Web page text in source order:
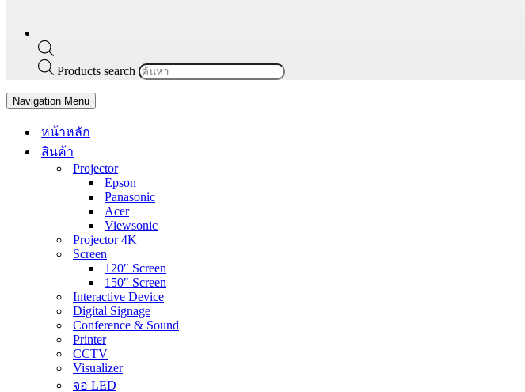
Products search
Navigation Menu
หน้าหลัก
สินค้า
Projector
Epson
Panasonic
Acer
Viewsonic
Projector 4K
Screen
120″ Screen
150″ Screen
Interactive Device
Digital Signage
Conference & Sound
Printer
CCTV
Visualizer
จอ LED